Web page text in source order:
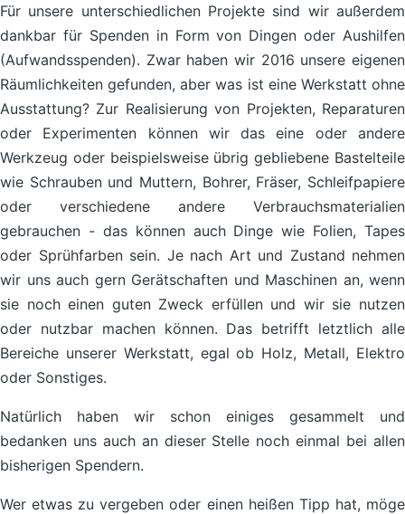
Für unsere unterschiedlichen Projekte sind wir außerdem
dankbar für Spenden in Form von Dingen oder Aushilfen
(Aufwandsspenden). Zwar haben wir 2016 unsere eigenen
Räumlichkeiten gefunden, aber was ist eine Werkstatt ohne
Ausstattung? Zur Realisierung von Projekten, Reparaturen
oder Experimenten können wir das eine oder andere
Werkzeug oder beispielsweise übrig gebliebene Bastelteile
wie Schrauben und Muttern, Bohrer, Fräser, Schleifpapiere
oder verschiedene andere Verbrauchsmaterialien
gebrauchen - das können auch Dinge wie Folien, Tapes
oder Sprühfarben sein. Je nach Art und Zustand nehmen
wir uns auch gern Gerätschaften und Maschinen an, wenn
sie noch einen guten Zweck erfüllen und wir sie nutzen
oder nutzbar machen können. Das betrifft letztlich alle
Bereiche unserer Werkstatt, egal ob Holz, Metall, Elektro
oder Sonstiges.
Natürlich haben wir schon einiges gesammelt und
bedanken uns auch an dieser Stelle noch einmal bei allen
bisherigen Spendern.
Wer etwas zu vergeben oder einen heißen Tipp hat, möge